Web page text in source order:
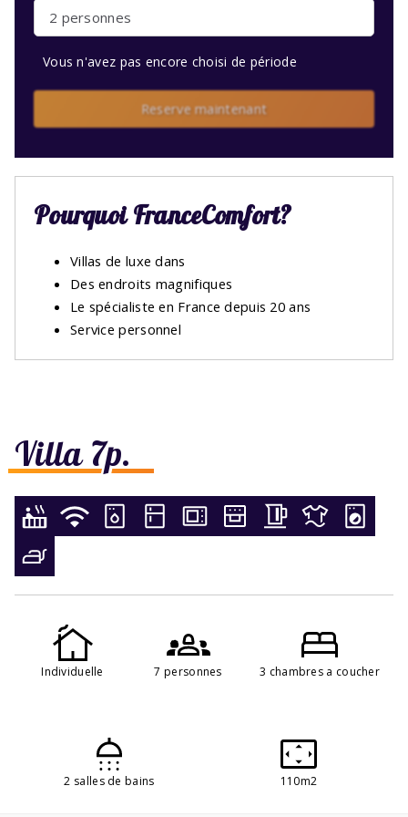
Villa 7p.
Individuelle 7 personnes 3 chambres a coucher
2 salles de bains 110m2
2 personnes
Vous n'avez pas encore choisi de période
Reserve maintenant
Pourquoi FranceComfort?
Villas de luxe dans
Des endroits magnifiques
Le spécialiste en France depuis 20 ans
Service personnel